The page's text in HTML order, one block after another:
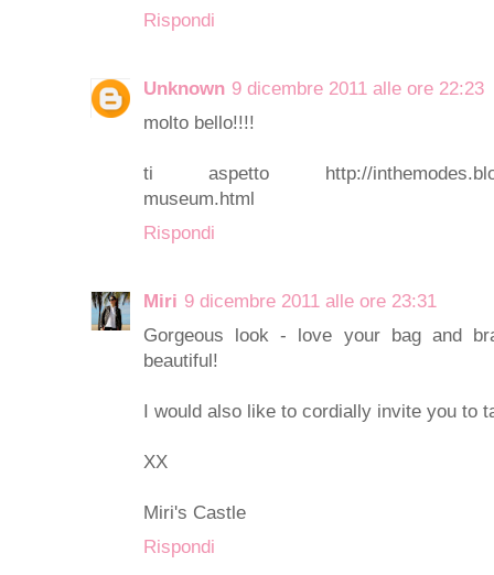
Rispondi
Unknown 9 dicembre 2011 alle ore 22:23
molto bello!!!!
ti aspetto http://
museum.html
Rispondi
Miri 9 dicembre 2011 alle ore 23:31
Gorgeous look - love your bag and
beautiful!
I would also like to cordially invite you to
XX
Miri's Castle
Rispondi